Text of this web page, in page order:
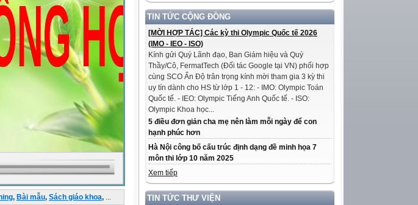
TIN TỨC CỘNG ĐỒNG
[MỜI HỢP TÁC] Các kỳ thi Olympic Quốc tế 2026
(IMO - IEO - ISO)
Kính gửi Quý Lãnh đạo, Ban Giám hiệu và Quý
Thầy/Cô, FermatTech (Đối tác Google tại VN) phối hợp
cùng SCO Ấn Độ trân trọng kính mời tham gia 3 kỳ thi
uy tín dành cho HS từ lớp 1 - 12: - IMO: Olympic Toán
Quốc tế. - IEO: Olympic Tiếng Anh Quốc tế. - ISO:
Olympic Khoa học...
5 điều đơn giản cha mẹ nên làm mỗi ngày để con
hạnh phúc hơn
Hà Nội công bố cấu trúc định dạng đề minh họa 7
môn thi lớp 10 năm 2025
Xem tiếp
TIN TỨC THƯ VIỆN
, Bài mẫu, Sách giáo khoa, ...